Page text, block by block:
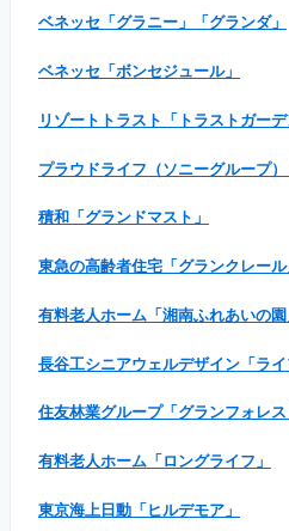
ベネッセ「グラニー」「グランダ」
ベネッセ「ボンセジュール」
リゾートトラスト「トラストガーデ
プラウドライフ（ソニーグループ）
積和「グランドマスト」
東急の高齢者住宅「グランクレール
有料老人ホーム「湘南ふれあいの園
長谷工シニアウェルデザイン「ライ
住友林業グループ「グランフォレス
有料老人ホーム「ロングライフ」
東京海上日動「ヒルデモア」